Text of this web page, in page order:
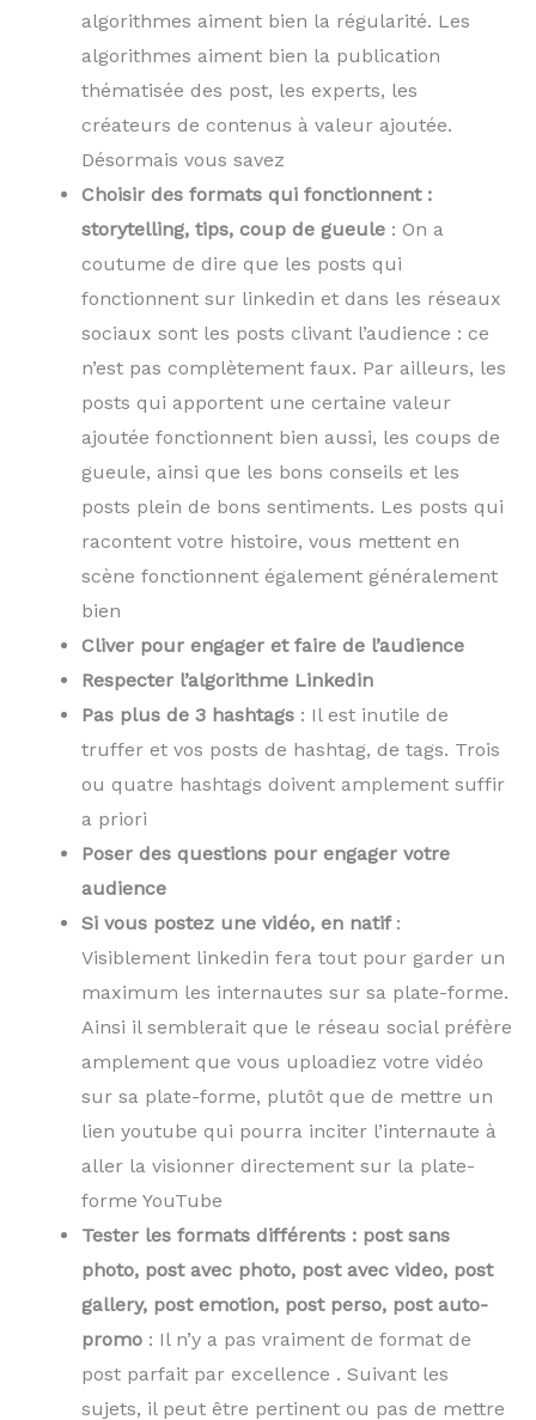
algorithmes aiment bien la régularité. Les
algorithmes aiment bien la publication
thématisée des post, les experts, les
créateurs de contenus à valeur ajoutée.
Désormais vous savez
Choisir des formats qui fonctionnent :
storytelling, tips, coup de gueule : On a
coutume de dire que les posts qui
fonctionnent sur linkedin et dans les réseaux
sociaux sont les posts clivant l’audience : ce
n’est pas complètement faux. Par ailleurs, les
posts qui apportent une certaine valeur
ajoutée fonctionnent bien aussi, les coups de
gueule, ainsi que les bons conseils et les
posts plein de bons sentiments. Les posts qui
racontent votre histoire, vous mettent en
scène fonctionnent également généralement
bien
Cliver pour engager et faire de l’audience
Respecter l’algorithme Linkedin
Pas plus de 3 hashtags : Il est inutile de
truffer et vos posts de hashtag, de tags. Trois
ou quatre hashtags doivent amplement suffir
a priori
Poser des questions pour engager votre
audience
Si vous postez une vidéo, en natif :
Visiblement linkedin fera tout pour garder un
maximum les internautes sur sa plate-forme.
Ainsi il semblerait que le réseau social préfère
amplement que vous uploadiez votre vidéo
sur sa plate-forme, plutôt que de mettre un
lien youtube qui pourra inciter l’internaute à
aller la visionner directement sur la plate-
forme YouTube
Tester les formats différents : post sans
photo, post avec photo, post avec video, post
gallery, post emotion, post perso, post auto-
promo : Il n’y a pas vraiment de format de
post parfait par excellence . Suivant les
sujets, il peut être pertinent ou pas de mettre